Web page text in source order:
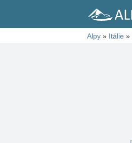
Alpy » Itálie »